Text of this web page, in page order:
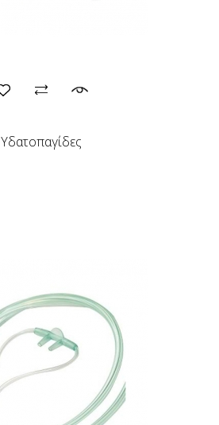
Υδατοπαγίδες